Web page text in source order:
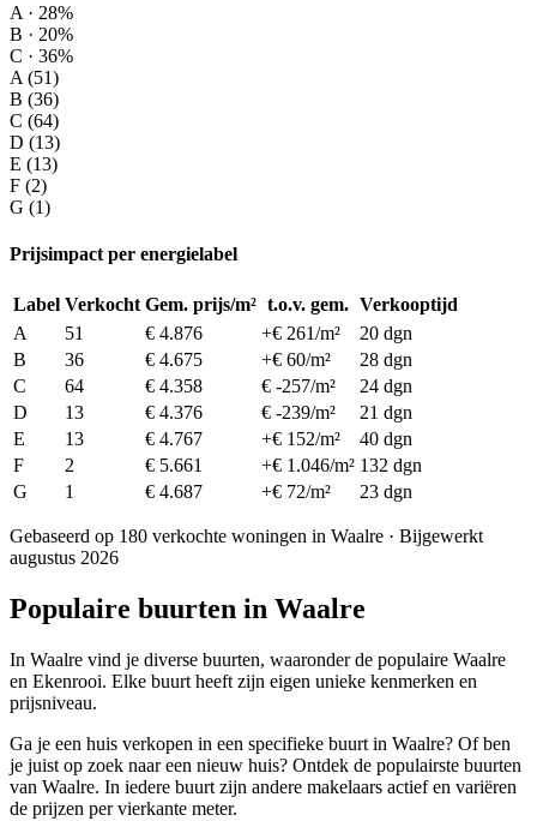
A · 28%
B · 20%
C · 36%
A (51)
B (36)
C (64)
D (13)
E (13)
F (2)
G (1)
Prijsimpact per energielabel
Label Verkocht Gem. prijs/m² t.o.v. gem. Verkooptijd
A
51 € 4.876 +€ 261/m²
20 dgn
B
36 € 4.675 +€ 60/m²
28 dgn
C
64 € 4.358 € -257/m²
24 dgn
D
13 € 4.376 € -239/m²
21 dgn
E
13 € 4.767 +€ 152/m²
40 dgn
F
2 € 5.661 +€ 1.046/m² 132 dgn
G
1 € 4.687 +€ 72/m² 23 dgn
Gebaseerd op 180 verkochte woningen in Waalre · Bijgewerkt
augustus 2026
Populaire buurten in Waalre
In Waalre vind je diverse buurten, waaronder de populaire Waalre
en Ekenrooi. Elke buurt heeft zijn eigen unieke kenmerken en
prijsniveau.
Ga je een huis verkopen in een specifieke buurt in Waalre? Of ben
je juist op zoek naar een nieuw huis? Ontdek de populairste buurten
van Waalre. In iedere buurt zijn andere makelaars actief en variëren
de prijzen per vierkante meter.